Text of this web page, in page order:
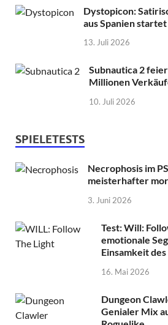
Dystopicon:
aus Spanien
13. Juli 2026
Subnautica 2
Millionen
10. Juli 2026
SPIELETESTS
Necrophosis im
meisterhafter
3. Juni 2026
Test: Will:
emotionale
Einsamkeit
16. Mai 2026
Dungeon
Genialer Mix